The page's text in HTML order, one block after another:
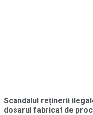
Scandalul reținerii
dosarul fabricat de